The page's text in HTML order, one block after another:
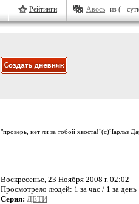
Рейтинги Авось из (+
"проверь, нет ли за тобой хвоста!"(с)Чарльз
Воскресенье, 23 Ноября 2008 г. 02:02
Просмотрело людей: 1 за час / 1 за день
Серия: ДЕТИ